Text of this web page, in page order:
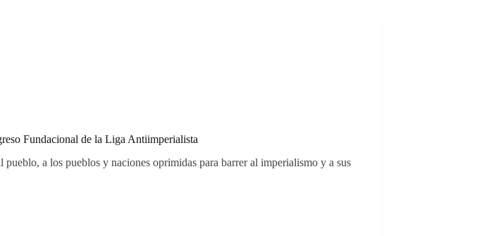
Fundacional de la Liga Antiimperialista
pueblo, a los pueblos y naciones oprimidas para barrer al imperialismo y a sus